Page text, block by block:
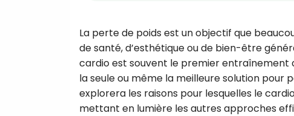
La perte de poids est un objectif que
de santé, d’esthétique ou de bien-être
cardio est souvent le premier entraînement
la seule ou même la meilleure solution
explorera les raisons pour lesquelles le
mettant en lumière les autres approches